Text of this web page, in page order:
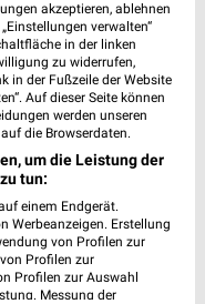
Prospekt
Prospekt
akzeptieren, ablehnen
verwalten“
in der linken
zu widerrufen,
in der Fußzeile der Website
Auf dieser Seite können
werden unseren
die Browserdaten.
um die Leistung der
tun:
einem Endgerät.
Werbeanzeigen. Erstellung
von Profilen zur
Profilen zur
Profilen zur Auswahl
Messung der